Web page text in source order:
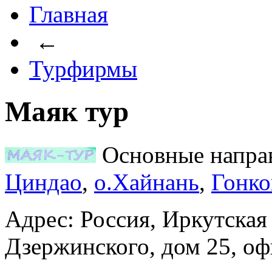
Главная
←
Турфирмы
Маяк тур
Основные
Циндао, о.Хайнань,
Адрес: Россия,
Дзержинского, дом 25,